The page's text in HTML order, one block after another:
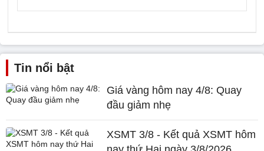
Tin nổi bật
Giá vàng hôm nay 4/8: Quay
đầu giảm nhẹ
XSMT 3/8 - Kết quả XSMT hôm